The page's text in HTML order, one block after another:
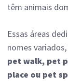
têm animais
Essas áreas
nomes
pet walk, pet
place ou pet